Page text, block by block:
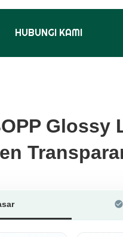
HUBUNGI KAMI
Glossy
Glossy